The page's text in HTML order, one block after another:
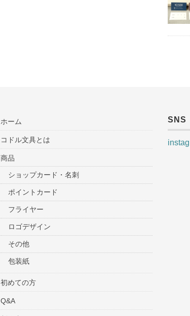
ホーム
コドル文具とは
商品
ショップカード・名刺
ポイントカード
フライヤー
ロゴデザイン
その他
包装紙
初めての方
Q&A
SNS